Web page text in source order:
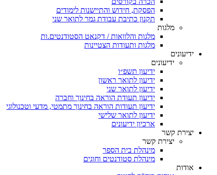
הפסקת, חידוש והתיישנות לימודים
תקנון כתיבת עבודת גמר לתואר שני
מלגות
מלגות והלוואות / דקנאט הסטודנטים.ות
מלגות ותעודות הצטיינות
ידיעונים
ידיעונים
ידיעון תשפ״ו
ידיעון לתואר ראשון
ידיעון לתואר שני
ידיעון תעודת הוראה בחינוך וחברה
ידיעון תעודות הוראה בחינוך מתמטי, מדעי וטכנולוגי
ידיעון לתואר שלישי
ארכיון ידיעונים
יצירת קשר
יצירת קשר
מינהלת בית הספר
מינהלת סטודנטים וחוגים
אודות